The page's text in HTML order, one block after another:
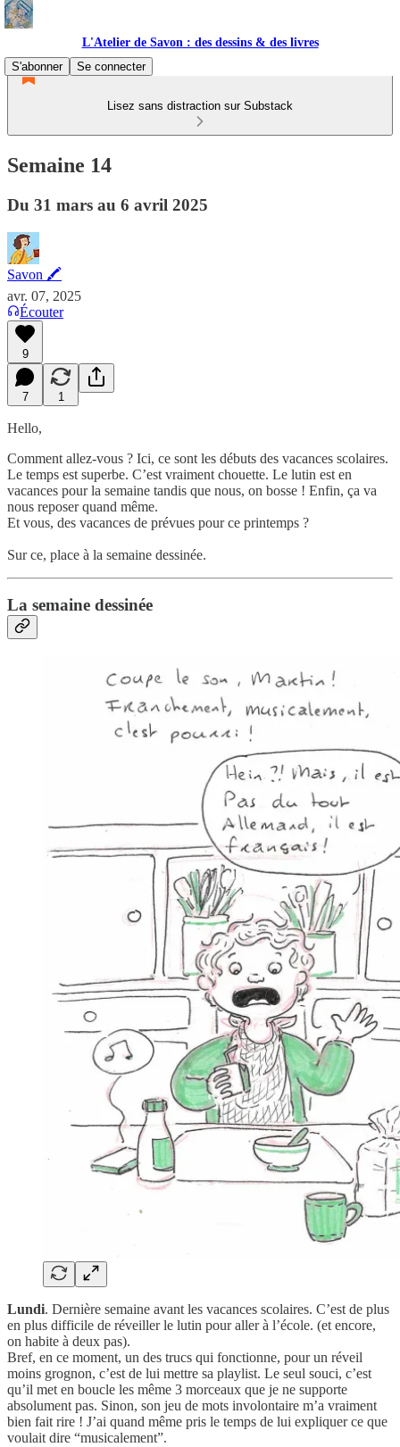
L'Atelier de Savon : des dessins & des livres
S'abonner
Se connecter
Lisez sans distraction sur Substack
Semaine 14
Du 31 mars au 6 avril 2025
Savon 🖍
avr. 07, 2025
Écouter
9
7 1
Hello,
Comment allez-vous ? Ici, ce sont les débuts des vacances scolaires.
Le temps est superbe. C’est vraiment chouette. Le lutin est en
vacances pour la semaine tandis que nous, on bosse ! Enfin, ça va
nous reposer quand même.
Et vous, des vacances de prévues pour ce printemps ?
Sur ce, place à la semaine dessinée.
La semaine dessinée
Lundi. Dernière semaine avant les vacances scolaires. C’est de plus
en plus difficile de réveiller le lutin pour aller à l’école. (et encore,
on habite à deux pas).
Bref, en ce moment, un des trucs qui fonctionne, pour un réveil
moins grognon, c’est de lui mettre sa playlist. Le seul souci, c’est
qu’il met en boucle les même 3 morceaux que je ne supporte
absolument pas. Sinon, son jeu de mots involontaire m’a vraiment
bien fait rire ! J’ai quand même pris le temps de lui expliquer ce que
voulait dire “musicalement”.